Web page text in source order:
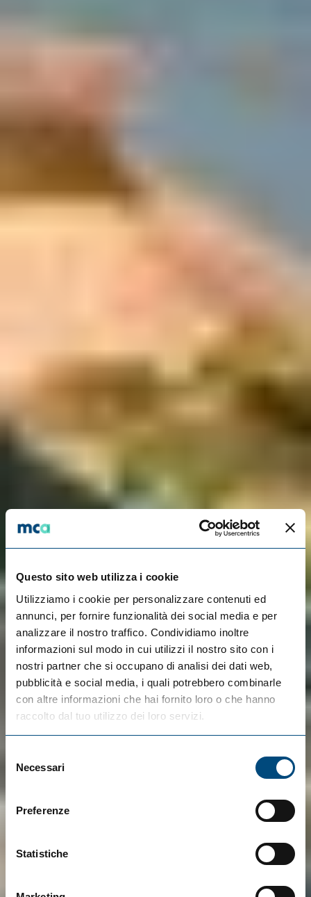
Questo sito web utilizza i cookie
Utilizziamo i cookie per personalizzare contenuti ed
annunci, per fornire funzionalità dei social media e per
analizzare il nostro traffico. Condividiamo inoltre
informazioni sul modo in cui utilizzi il nostro sito con i
nostri partner che si occupano di analisi dei dati web,
pubblicità e social media, i quali potrebbero combinarle
con altre informazioni che hai fornito loro o che hanno
raccolto dal tuo utilizzo dei loro servizi.
delNecessari
Preferenze
Statistiche